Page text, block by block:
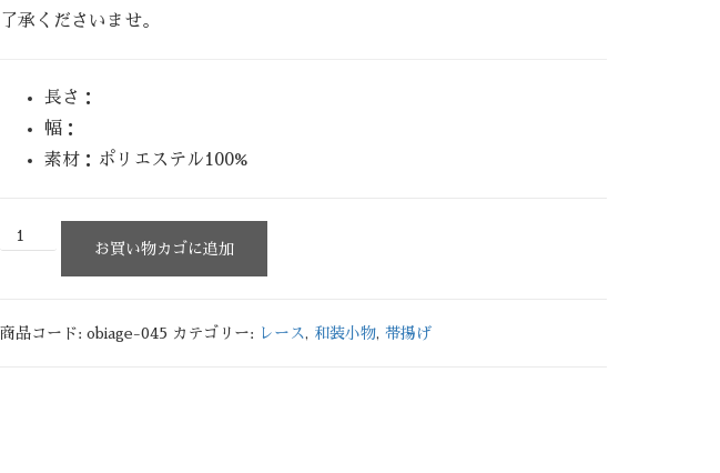
了承くださいませ。
長さ：
幅：
素材：ポリエステル100%
お買い物カゴに追加
商品コード: obiage-045 カテゴリー: レース, 和装小物, 帯揚げ